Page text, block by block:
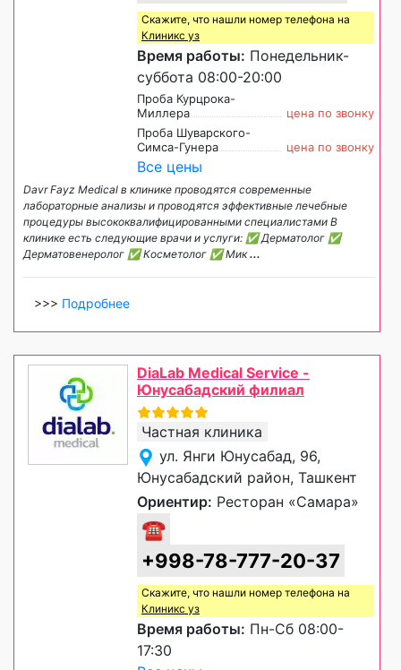
Скажите, что нашли номер телефона на
Клиникс уз
Время работы: Понедельник-
суббота 08:00-20:00
Проба Курцрока-
Миллера
цена по звонку
Проба Шуварского-
Симса-Гунера
цена по звонку
Все цены
Davr Fayz Medical в клинике проводятся современные
лабораторные анализы и проводятся эффективные лечебные
процедуры высококвалифицированными специалистами В
клинике есть следующие врачи и услуги: ✅ Дерматолог ✅
Дерматовенеролог ✅ Косметолог ✅ Мик...
>>> Подробнее
DiaLab Medical Service -
Юнусабадский филиал
Частная клиника
ул. Янги Юнусабад, 96,
Юнусабадский район, Ташкент
Ориентир: Ресторан «Самара»
☎
+998-78-777-20-37
Скажите, что нашли номер телефона на
Клиникс уз
Время работы: Пн-Сб 08:00-
17:30